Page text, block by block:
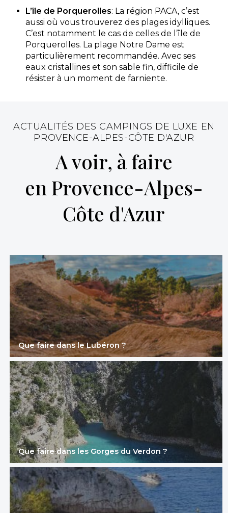
L’île de Porquerolles: La région PACA, c’est
aussi où vous trouverez des plages idylliques.
C’est notamment le cas de celles de l’île de
Porquerolles. La plage Notre Dame est
particulièrement recommandée. Avec ses
eaux cristallines et son sable fin, difficile de
résister à un moment de farniente.
Camping Tikayan La Vallée du Paradis
Niché au pied du Massif de l’Estérel et à seulement
600m des plages de la Méditerranée, le camping
familial Tikayan La Vall
Voir le site
/ semaine en location
Afficher les détails
Découvrir
Mobil home Idaho
2 chambres - 4
personnes - 24 m²
À partir de293.40 €/
7 nuits
Découvrir ce
locatif
Mobil home California
2 chambres - 4
personnes - 25 m²
À partir de 379.50 €
Découvrir ce
locatif
ACTUALITÉS DES CAMPINGS DE LUXE EN
PROVENCE-ALPES-CÔTE D'AZUR
A voir, à faire
en Provence-Alpes-
Côte d'Azur
Que faire dans le Lubéron ?
Que faire dans les Gorges du Verdon ?